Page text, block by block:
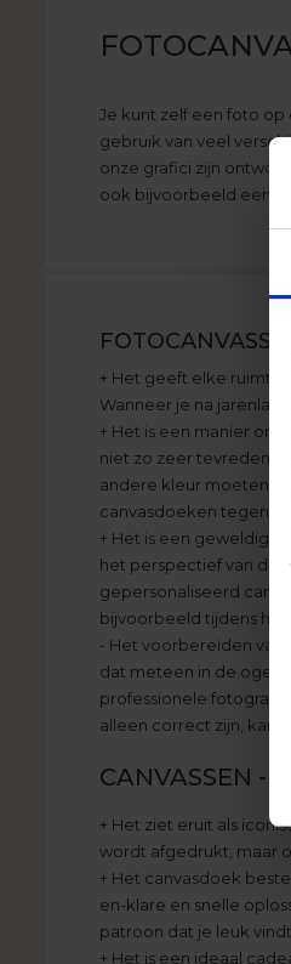
Je kunt zelf een foto
gebruik van veel
onze grafici zijn
ook bijvoorbeeld een
+ Het geeft elke ruimte
Wanneer je na
+ Het is een manier
niet zo zeer tevreden
andere kleur moeten
canvasdoeken tegen
+ Het is een geweldige
het perspectief van de
gepersonaliseerd
bijvoorbeeld tijdens het
- Het voorbereiden van
dat meteen in de ogen
professionele fotograaf
alleen correct zijn, kan
CANVASSEN -
+ Het ziet eruit als
wordt afgedrukt, maar
+ Het canvasdoek
en-klare en snelle
patroon dat je leuk
+ Het is een ideaal